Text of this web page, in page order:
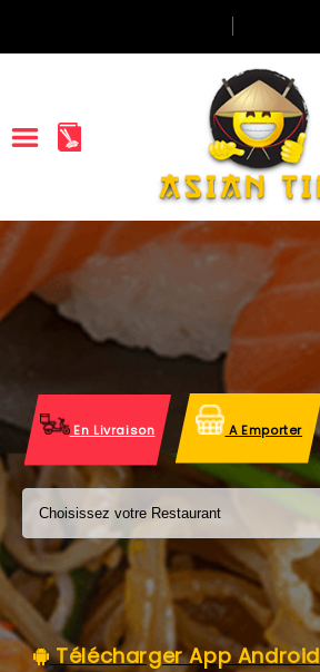
ACCUEIL
LA CARTE
VOS AVIS
MENTIONS LÉGALES
C.G.V
En Livraison A Emporter
Télécharger App Android